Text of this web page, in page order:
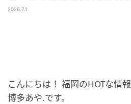
2026.7.1
こんにちは！ 福岡のHOTな情
博多あや.です。